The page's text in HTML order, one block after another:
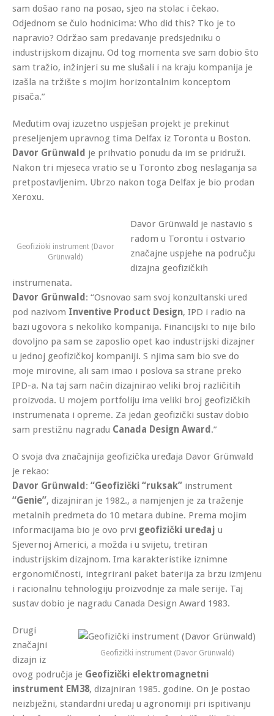
sam došao rano na posao, sjeo na stolac i čekao.
Odjednom se čulo hodnicima: Who did this? Tko je to
napravio? Održao sam predavanje predsjedniku o
industrijskom dizajnu. Od tog momenta sve sam dobio što
sam tražio, inžinjeri su me slušali i na kraju kompanija je
izašla na tržište s mojim horizontalnim konceptom
pisača.”
Međutim ovaj izuzetno uspješan projekt je prekinut
preseljenjem upravnog tima Delfax iz Toronta u Boston.
Davor Grünwald je prihvatio ponudu da im se pridruži.
Nakon tri mjeseca vratio se u Toronto zbog neslaganja sa
pretpostavljenim. Ubrzo nakon toga Delfax je bio prodan
Xeroxu.
Geofiziöki instrument (Davor
Grünwald)
Davor Grünwald je nastavio s
radom u Torontu i ostvario
značajne uspjehe na području
dizajna geofizičkih
instrumenata.
Davor Grünwald : “Osnovao sam svoj konzultanski ured
pod nazivom Inventive Product Design, IPD i radio na
bazi ugovora s nekoliko kompanija. Financijski to nije bilo
dovoljno pa sam se zaposlio opet kao industrijski dizajner
u jednoj geofizičkoj kompaniji. S njima sam bio sve do
moje mirovine, ali sam imao i poslova sa strane preko
IPD-a. Na taj sam način dizajnirao veliki broj različitih
proizvoda. U mojem portfoliju ima veliki broj geofizičkih
instrumenata i opreme. Za jedan geofizički sustav dobio
sam prestižnu nagradu Canada Design Award .”
O svoja dva značajnija geofizička uređaja Davor Grünwald
je rekao:
Davor Grünwald : “Geofizički “ruksak” instrument
“Genie”, dizajniran je 1982., a namjenjen je za traženje
metalnih predmeta do 10 metara dubine. Prema mojim
informacijama bio je ovo prvi geofizički uređaj u
Sjevernoj Americi, a možda i u svijetu, tretiran
industrijskim dizajnom. Ima karakteristike iznimne
ergonomičnosti, integrirani paket baterija za brzu izmjenu
i racionalnu tehnologiju proizvodnje za male serije. Taj
sustav dobio je nagradu Canada Design Award 1983.
Geofizički instrument (Davor Grünwald)
Drugi
značajni
dizajn iz
ovog područja je Geofizički elektromagnetni
instrument EM38, dizajniran 1985. godine. On je postao
neizbježni, standardni uređaj u agronomiji pri ispitivanju